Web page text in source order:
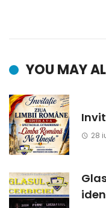
YOU MAY
28